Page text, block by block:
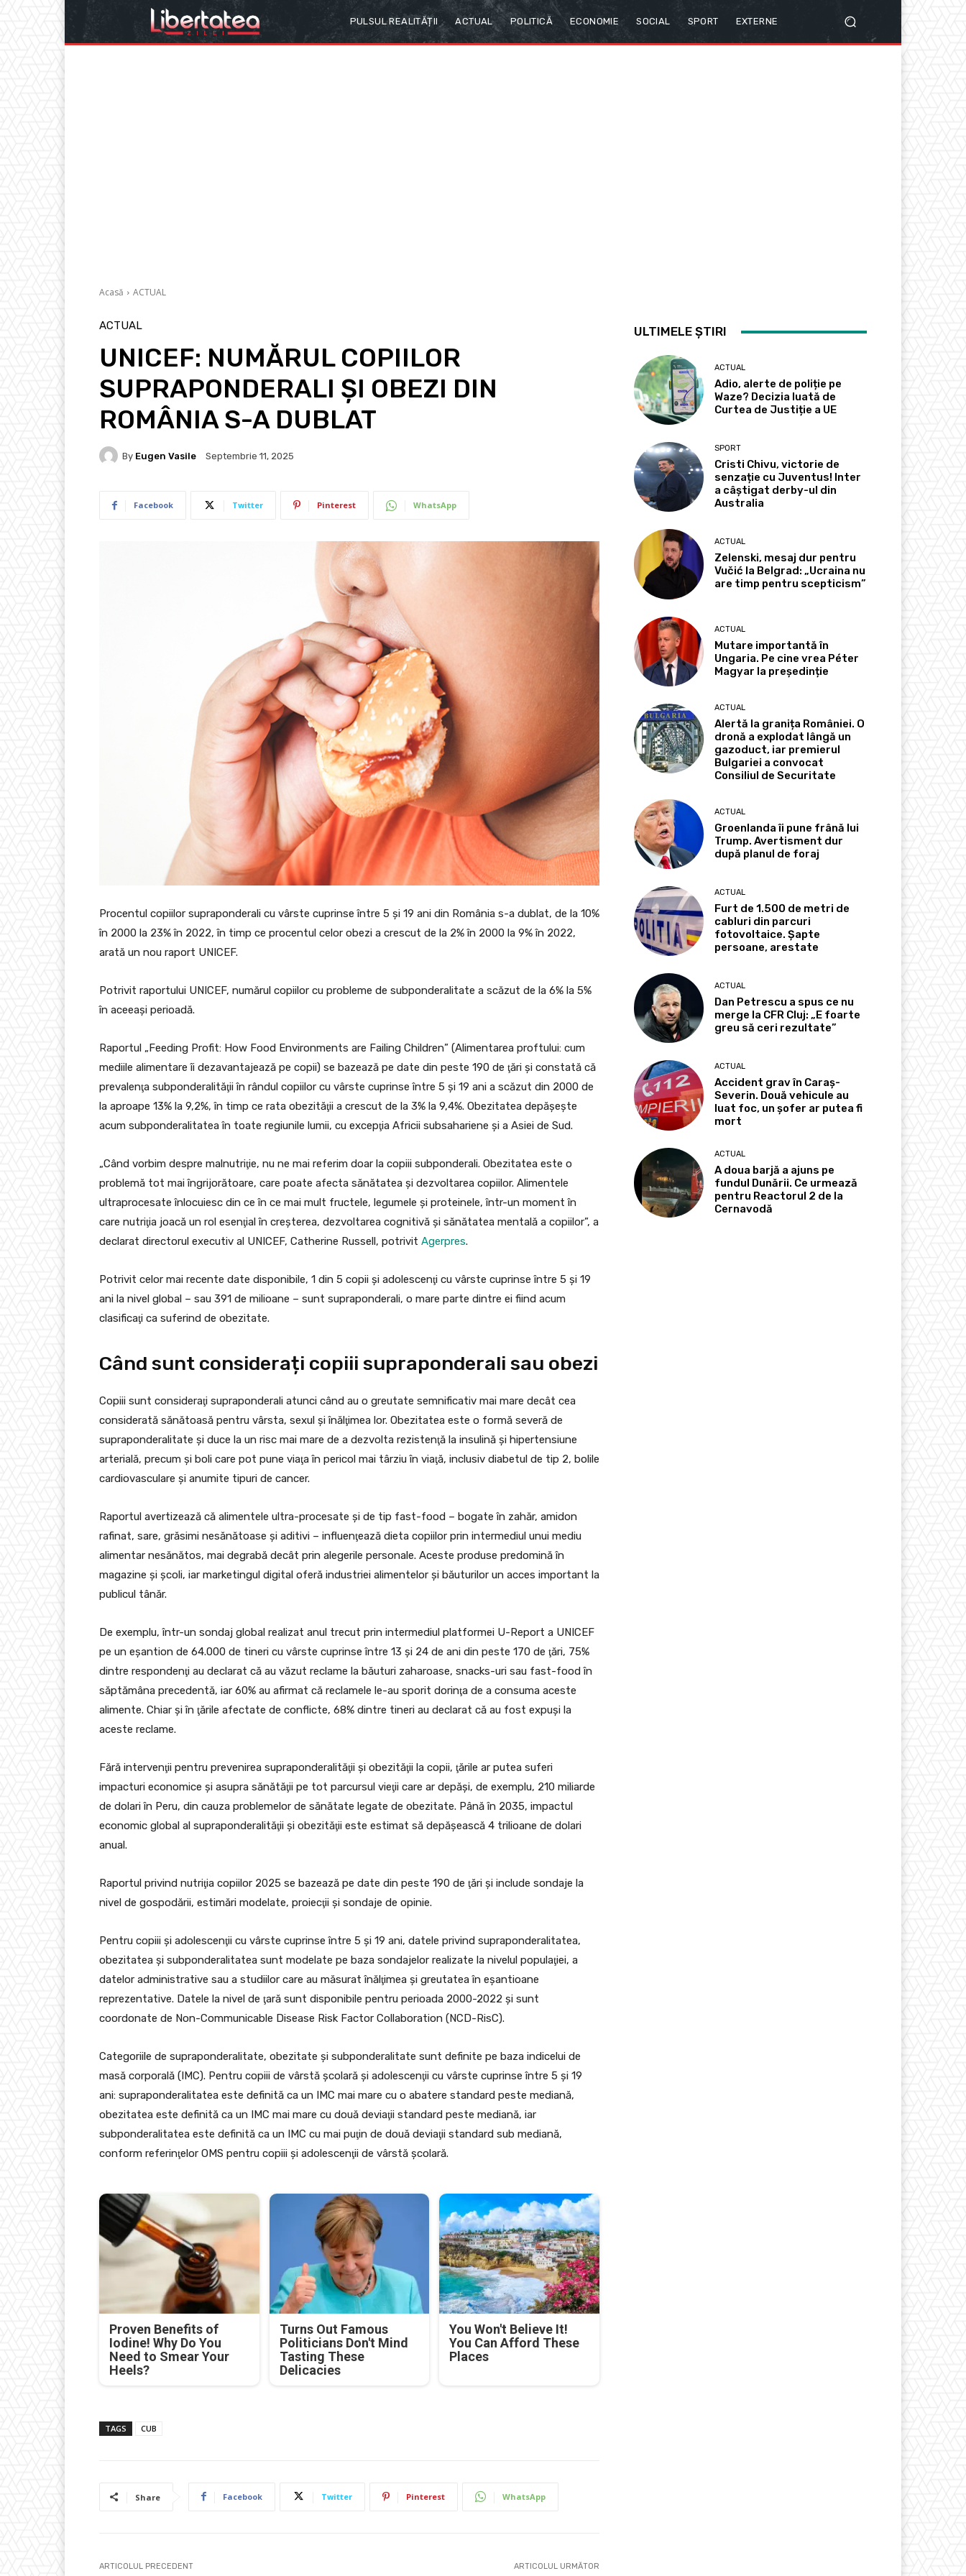
PULSUL REALITĂȚII ACTUAL POLITICĂ ECONOMIE SOCIAL SPORT EXTERNE
Acasă ACTUAL
ACTUAL
UNICEF: NUMĂRUL COPIILOR
SUPRAPONDERALI ȘI OBEZI DIN
ROMÂNIA S-A DUBLAT
By Eugen Vasile Septembrie 11, 2025
Facebook Twitter Pinterest WhatsApp
Procentul copiilor supraponderali cu vârste cuprinse între 5 şi 19 ani din România s-a dublat, de la 10%
în 2000 la 23% în 2022, în timp ce procentul celor obezi a crescut de la 2% în 2000 la 9% în 2022,
arată un nou raport UNICEF.
Potrivit raportului UNICEF, numărul copiilor cu probleme de subponderalitate a scăzut de la 6% la 5%
în aceeaşi perioadă.
Raportul „Feeding Profit: How Food Environments are Failing Children” (Alimentarea proftului: cum
mediile alimentare îi dezavantajează pe copii) se bazează pe date din peste 190 de ţări şi constată că
prevalenţa subponderalităţii în rândul copiilor cu vârste cuprinse între 5 şi 19 ani a scăzut din 2000 de
la aproape 13% la 9,2%, în timp ce rata obezităţii a crescut de la 3% la 9,4%. Obezitatea depăşeşte
acum subponderalitatea în toate regiunile lumii, cu excepţia Africii subsahariene şi a Asiei de Sud.
„Când vorbim despre malnutriţie, nu ne mai referim doar la copiii subponderali. Obezitatea este o
problemă tot mai îngrijorătoare, care poate afecta sănătatea şi dezvoltarea copiilor. Alimentele
ultraprocesate înlocuiesc din ce în ce mai mult fructele, legumele şi proteinele, într-un moment în
care nutriţia joacă un rol esenţial în creşterea, dezvoltarea cognitivă şi sănătatea mentală a copiilor”, a
declarat directorul executiv al UNICEF, Catherine Russell, potrivit Agerpres.
Potrivit celor mai recente date disponibile, 1 din 5 copii şi adolescenţi cu vârste cuprinse între 5 şi 19
ani la nivel global – sau 391 de milioane – sunt supraponderali, o mare parte dintre ei fiind acum
clasificaţi ca suferind de obezitate.
Când sunt considerați copiii supraponderali sau obezi
Copiii sunt consideraţi supraponderali atunci când au o greutate semnificativ mai mare decât cea
considerată sănătoasă pentru vârsta, sexul şi înălţimea lor. Obezitatea este o formă severă de
supraponderalitate şi duce la un risc mai mare de a dezvolta rezistenţă la insulină şi hipertensiune
arterială, precum şi boli care pot pune viaţa în pericol mai târziu în viaţă, inclusiv diabetul de tip 2, bolile
cardiovasculare şi anumite tipuri de cancer.
Raportul avertizează că alimentele ultra-procesate şi de tip fast-food – bogate în zahăr, amidon
rafinat, sare, grăsimi nesănătoase şi aditivi – influenţează dieta copiilor prin intermediul unui mediu
alimentar nesănătos, mai degrabă decât prin alegerile personale. Aceste produse predomină în
magazine şi şcoli, iar marketingul digital oferă industriei alimentelor şi băuturilor un acces important la
publicul tânăr.
De exemplu, într-un sondaj global realizat anul trecut prin intermediul platformei U-Report a UNICEF
pe un eşantion de 64.000 de tineri cu vârste cuprinse între 13 şi 24 de ani din peste 170 de ţări, 75%
dintre respondenţi au declarat că au văzut reclame la băuturi zaharoase, snacks-uri sau fast-food în
săptămâna precedentă, iar 60% au afirmat că reclamele le-au sporit dorinţa de a consuma aceste
alimente. Chiar şi în ţările afectate de conflicte, 68% dintre tineri au declarat că au fost expuşi la
aceste reclame.
Fără intervenţii pentru prevenirea supraponderalităţii şi obezităţii la copii, ţările ar putea suferi
impacturi economice şi asupra sănătăţii pe tot parcursul vieţii care ar depăşi, de exemplu, 210 miliarde
de dolari în Peru, din cauza problemelor de sănătate legate de obezitate. Până în 2035, impactul
economic global al supraponderalităţii şi obezităţii este estimat să depăşească 4 trilioane de dolari
anual.
Raportul privind nutriţia copiilor 2025 se bazează pe date din peste 190 de ţări şi include sondaje la
nivel de gospodării, estimări modelate, proiecţii şi sondaje de opinie.
Pentru copiii şi adolescenţii cu vârste cuprinse între 5 şi 19 ani, datele privind supraponderalitatea,
obezitatea şi subponderalitatea sunt modelate pe baza sondajelor realizate la nivelul populaţiei, a
datelor administrative sau a studiilor care au măsurat înălţimea şi greutatea în eşantioane
reprezentative. Datele la nivel de ţară sunt disponibile pentru perioada 2000-2022 şi sunt
coordonate de Non-Communicable Disease Risk Factor Collaboration (NCD-RisC).
Categoriile de supraponderalitate, obezitate şi subponderalitate sunt definite pe baza indicelui de
masă corporală (IMC). Pentru copiii de vârstă şcolară şi adolescenţii cu vârste cuprinse între 5 şi 19
ani: supraponderalitatea este definită ca un IMC mai mare cu o abatere standard peste mediană,
obezitatea este definită ca un IMC mai mare cu două deviaţii standard peste mediană, iar
subponderalitatea este definită ca un IMC cu mai puţin de două deviaţii standard sub mediană,
conform referinţelor OMS pentru copiii şi adolescenţii de vârstă şcolară.
Proven Benefits of
Iodine! Why Do You
Need to Smear Your
Heels?
Turns Out Famous
Politicians Don't Mind
Tasting These
Delicacies
You Won't Believe It!
You Can Afford These
Places
TAGS CUB
Share Facebook Twitter Pinterest WhatsApp
ARTICOLUL PRECEDENT ARTICOLUL URMĂTOR
ULTIMELE ȘTIRI
ACTUAL
Adio, alerte de poliție pe
Waze? Decizia luată de
Curtea de Justiție a UE
SPORT
Cristi Chivu, victorie de
senzație cu Juventus! Inter
a câștigat derby-ul din
Australia
ACTUAL
Zelenski, mesaj dur pentru
Vučić la Belgrad: „Ucraina nu
are timp pentru scepticism”
ACTUAL
Mutare importantă în
Ungaria. Pe cine vrea Péter
Magyar la președinție
ACTUAL
Alertă la granița României. O
dronă a explodat lângă un
gazoduct, iar premierul
Bulgariei a convocat
Consiliul de Securitate
ACTUAL
Groenlanda îi pune frână lui
Trump. Avertisment dur
după planul de foraj
ACTUAL
Furt de 1.500 de metri de
cabluri din parcuri
fotovoltaice. Șapte
persoane, arestate
ACTUAL
Dan Petrescu a spus ce nu
merge la CFR Cluj: „E foarte
greu să ceri rezultate”
ACTUAL
Accident grav în Caraș-
Severin. Două vehicule au
luat foc, un șofer ar putea fi
mort
ACTUAL
A doua barjă a ajuns pe
fundul Dunării. Ce urmează
pentru Reactorul 2 de la
Cernavodă